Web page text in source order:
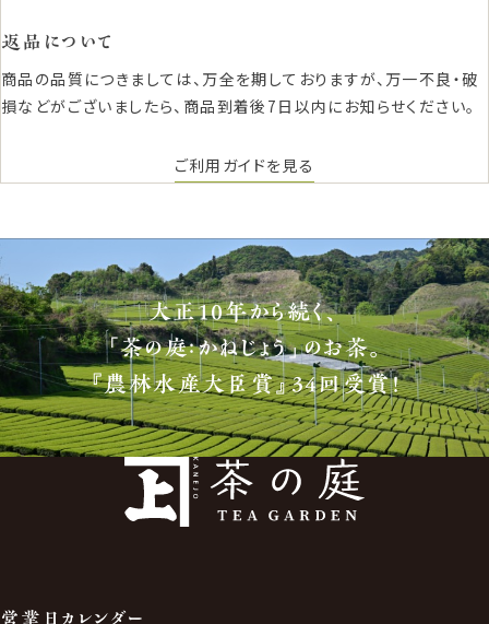
返品について
商品の品質につきましては、万全を期しておりますが、万一不良・破
損などがございましたら、商品到着後7日以内にお知らせください。
ご利用ガイドを見る
大正10年から続く、
「茶の庭：かねじょう」のお茶。
『農林水産大臣賞』34回受賞！
営業日カレンダー